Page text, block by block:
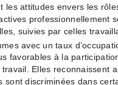
les attitudes envers les
professionnellement
suivies par celles
avec un taux
favorables à la
travail. Elles reconnaissent
sont discriminées dans